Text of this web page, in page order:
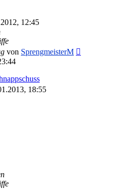
12:45
von SprengmeisterM
18:55